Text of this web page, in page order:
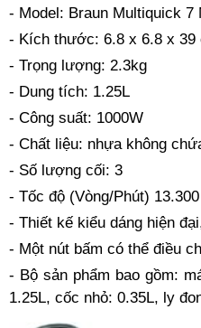
- Model: Braun Multiquick 7
- Kích thước: 6.8 x 6.8 x 39
- Trọng lượng: 2.3kg
- Dung tích: 1.25L
- Công suất: 1000W
- Chất liệu: nhựa không
- Số lượng cối: 3
- Tốc độ (Vòng/Phút)
- Thiết kế kiểu dáng hiện
- Một nút bấm có thể điều
- Bộ sản phẩm bao gồm:
1.25L, cốc nhỏ: 0.35L, ly